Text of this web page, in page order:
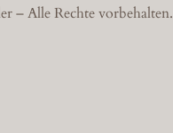
– Alle Rechte vorbehalten.